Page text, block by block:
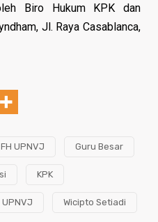
Biro Hukum KPK dan
Jl. Raya Casablanca,
FH UPNVJ Guru Besar
KPK
UPNVJ Wicipto Setiadi